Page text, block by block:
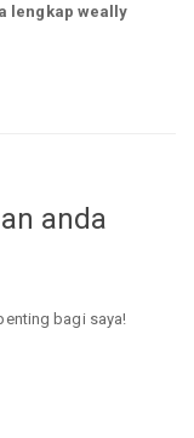
lengkap weally
anda
bagi saya!